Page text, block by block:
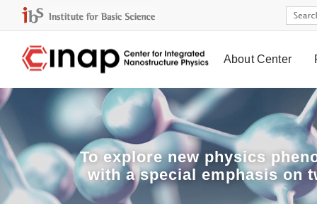
About Center
To explorenew physics
with a special emphasis on